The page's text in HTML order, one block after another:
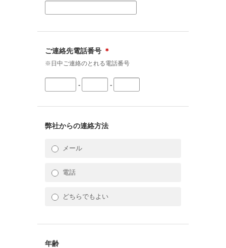
ご連絡先電話番号 ＊
※日中ご連絡のとれる電話番号
- -
弊社からの連絡方法
メール
電話
どちらでもよい
年齢